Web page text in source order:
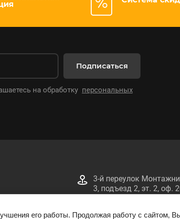
на обработку персональных
Подписаться
3-й переулок
3, подъезд 2, эт. 2, оф.
его работы. Продолжая работу с сайтом,